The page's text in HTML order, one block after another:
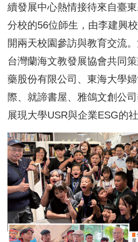
續發展中心熱情接待來自臺
分校的56位師生，由李建興
開兩天校園參訪與教育交流
台灣蘭海文教發展協會共同
藥股份有限公司、東海大學
際、就諦書屋、雅鴿文創公
展現大學USR與企業ESG的